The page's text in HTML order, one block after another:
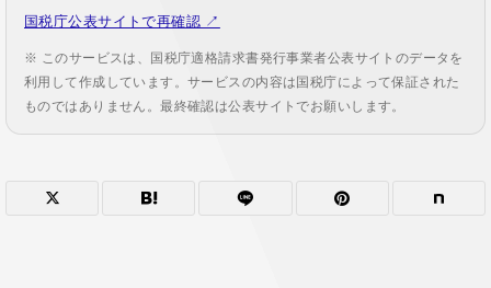
国税庁公表サイトで再確認 ↗
※ このサービスは、国税庁適格請求書発行事業者公表サイトのデータを
利用して作成しています。サービスの内容は国税庁によって保証された
ものではありません。最終確認は公表サイトでお願いします。